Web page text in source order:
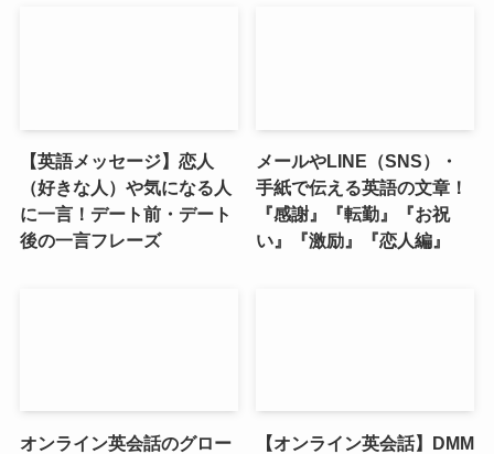
【英語メッセージ】恋人
（好きな人）や気になる人
に一言！デート前・デート
後の一言フレーズ
メールやLINE（SNS）・
手紙で伝える英語の文章！
『感謝』『転勤』『お祝
い』『激励』『恋人編』
オンライン英会話のグロー
【オンライン英会話】DMM